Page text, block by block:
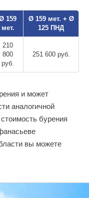
159
мет.
Ø 159 мет. + Ø
125 ПНД
210
800
руб.
251 600 руб.
и может
аналогичной
бурения
вы можете